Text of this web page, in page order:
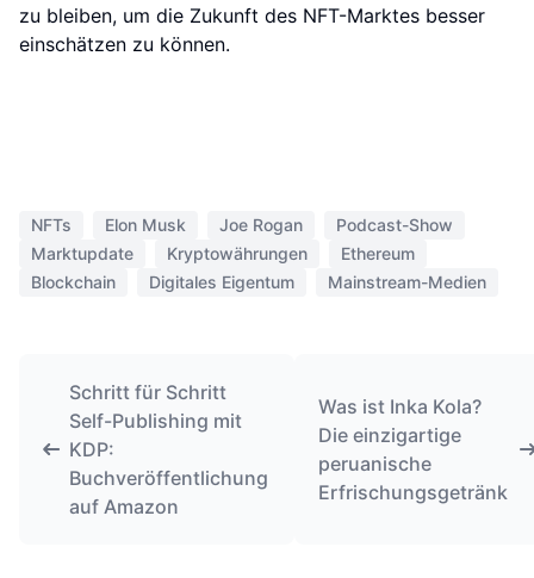
zu bleiben, um die Zukunft des NFT-Marktes besser
einschätzen zu können.
NFTs Elon Musk Joe Rogan
Podcast-Show
Marktupdate
Kryptowährungen
Ethereum
Blockchain
Digitales Eigentum Mainstream-Medien
Schritt für Schritt
Self-Publishing mit
KDP:
Buchveröffentlichung
auf Amazon
Was ist Inka Kola?
Die einzigartige
peruanische
Erfrischungsgetränk